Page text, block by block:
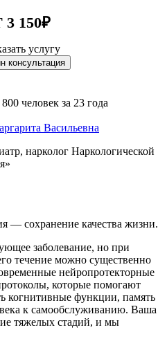
150₽
услугу
консультация
800 человек за 23 года
Васильевна
нарколог Наркологической
— сохранение качества жизни.
заболевание, но при
течение можно существенно
нейропротекторные
которые помогают
когнитивные функции, память
к самообслуживанию. Ваша
тяжелых стадий, и мы